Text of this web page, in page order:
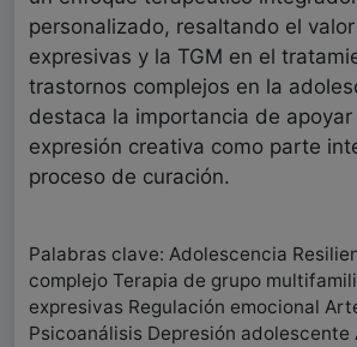
personalizado, resaltando el
expresivas y la TGM en el
trastornos complejos en la
destaca la importancia de
expresión creativa como parte
proceso de curación.
Palabras clave: Adolescencia
complejo Terapia de grupo
expresivas Regulación emocional
Psicoanálisis Depresión adolescente